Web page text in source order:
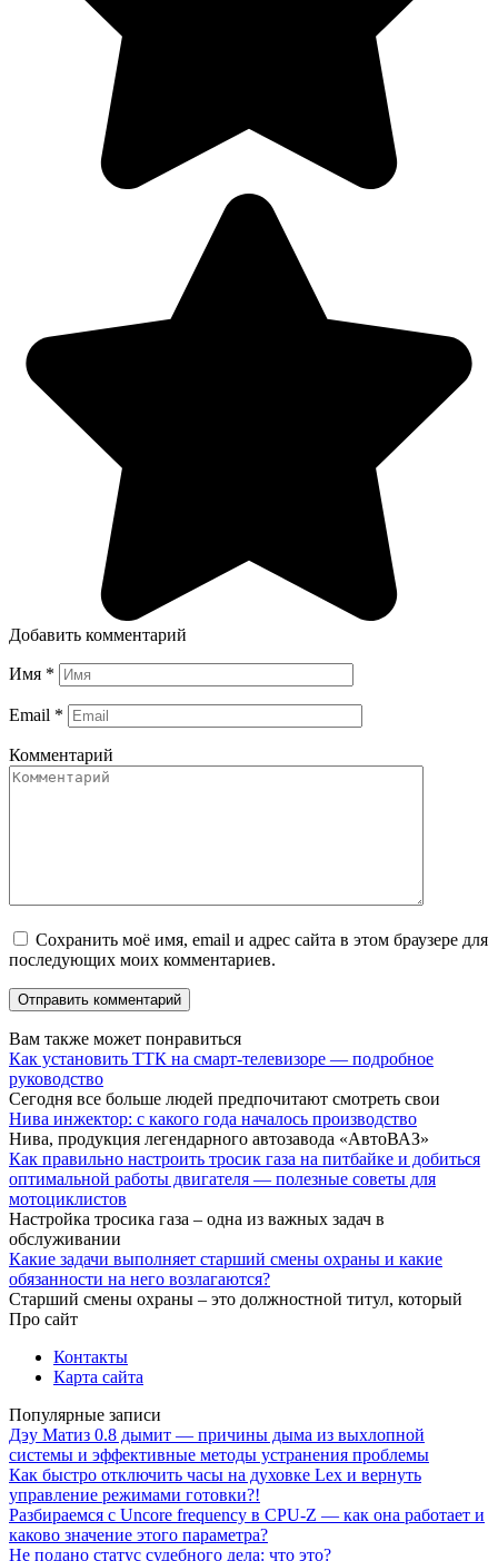
Добавить комментарий
Имя *
Email *
Комментарий
Сохранить моё имя, email и адрес сайта в этом браузере для
последующих моих комментариев.
Вам также может понравиться
Как установить ТТК на смарт-телевизоре — подробное
руководство
Сегодня все больше людей предпочитают смотреть свои
Нива инжектор: с какого года началось производство
Нива, продукция легендарного автозавода «АвтоВАЗ»
Как правильно настроить тросик газа на питбайке и добиться
оптимальной работы двигателя — полезные советы для
мотоциклистов
Настройка тросика газа – одна из важных задач в
обслуживании
Какие задачи выполняет старший смены охраны и какие
обязанности на него возлагаются?
Старший смены охраны – это должностной титул, который
Про сайт
Контакты
Карта сайта
Популярные записи
Дэу Матиз 0.8 дымит — причины дыма из выхлопной
системы и эффективные методы устранения проблемы
Как быстро отключить часы на духовке Lex и вернуть
управление режимами готовки?!
Разбираемся с Uncore frequency в CPU-Z — как она работает и
каково значение этого параметра?
Не подано статус судебного дела: что это?